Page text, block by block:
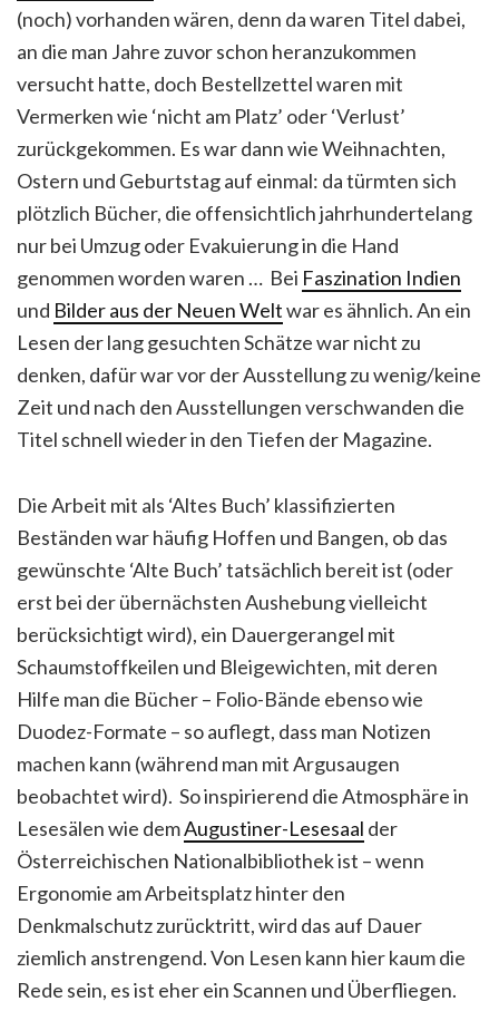
(noch) vorhanden wären, denn da waren Titel dabei,
an die man Jahre zuvor schon heranzukommen
versucht hatte, doch Bestellzettel waren mit
Vermerken wie ‘nicht am Platz’ oder ‘Verlust’
zurückgekommen. Es war dann wie Weihnachten,
Ostern und Geburtstag auf einmal: da türmten sich
plötzlich Bücher, die offensichtlich jahrhundertelang
nur bei Umzug oder Evakuierung in die Hand
genommen worden waren … Bei Faszination Indien
und Bilder aus der Neuen Weltwar es ähnlich. An ein
Lesen der lang gesuchten Schätze war nicht zu
denken, dafür war vor der Ausstellung zu wenig/keine
Zeit und nach den Ausstellungen verschwanden die
Titel schnell wieder in den Tiefen der Magazine.
Die Arbeit mit als ‘Altes Buch’ klassifizierten
Beständen war häufig Hoffen und Bangen, ob das
gewünschte ‘Alte Buch’ tatsächlich bereit ist (oder
erst bei der übernächsten Aushebung vielleicht
berücksichtigt wird), ein Dauergerangel mit
Schaumstoffkeilen und Bleigewichten, mit deren
Hilfe man die Bücher – Folio-Bände ebenso wie
Duodez-Formate – so auflegt, dass man Notizen
machen kann (während man mit Argusaugen
beobachtet wird). So inspirierend die Atmosphäre in
Lesesälen wie demAugustiner-Lesesaal der
Österreichischen Nationalbibliothek ist – wenn
Ergonomie am Arbeitsplatz hinter den
Denkmalschutz zurücktritt, wird das auf Dauer
ziemlich anstrengend. Von Lesen kann hier kaum die
Rede sein, es ist eher ein Scannen und Überfliegen.